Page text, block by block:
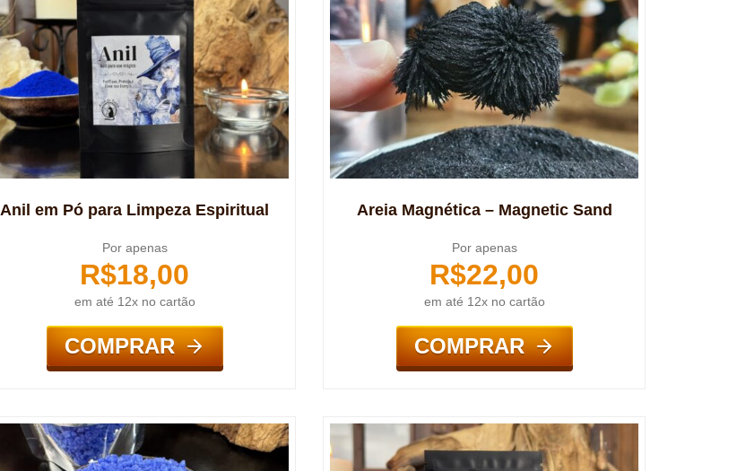
Anil em Pó para Limpeza Espiritual
Por apenas
R$18,00
em até 12x no cartão
COMPRAR
Areia Magnética – Magnetic Sand
Por apenas
R$22,00
em até 12x no cartão
COMPRAR